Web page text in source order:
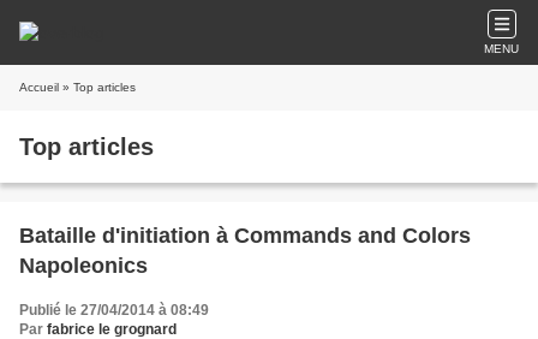
MENU
Accueil » Top articles
Top articles
Bataille d'initiation à Commands and Colors
Napoleonics
Publié le 27/04/2014 à 08:49
Par fabrice le grognard